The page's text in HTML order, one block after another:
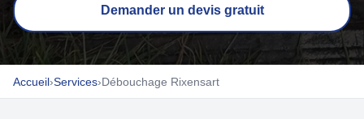
Demander un devis gratuit
Accueil›Services›Débouchage Rixensart